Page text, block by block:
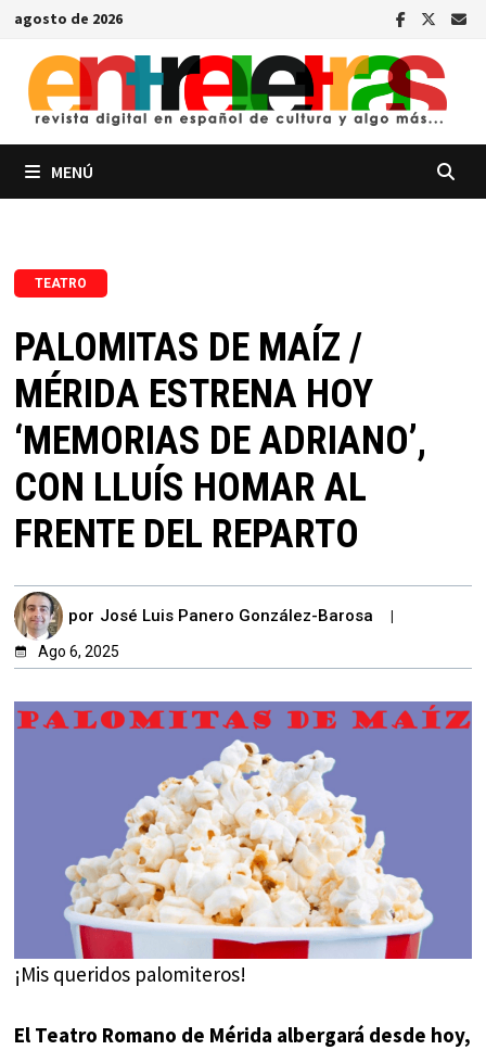
Saltar
contenido
agosto de 2026
MENÚ
TEATRO
PALOMITAS DE MAÍZ /
MÉRIDA ESTRENA HOY
‘MEMORIAS DE ADRIANO’,
CON LLUÍS HOMAR AL
FRENTE DEL REPARTO
por José Luis Panero González-Barosa
Ago 6, 2025
¡Mis queridos palomiteros!
El Teatro Romano de Mérida albergará desde hoy,